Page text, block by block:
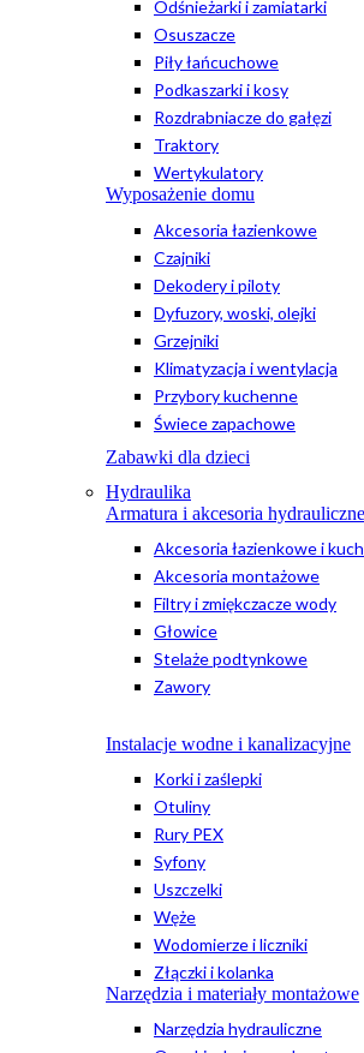
Odśnieżarki i zamiatarki
Osuszacze
Piły łańcuchowe
Podkaszarki i kosy
Rozdrabniacze do gałęzi
Traktory
Wertykulatory
Wyposażenie domu
Akcesoria łazienkowe
Czajniki
Dekodery i piloty
Dyfuzory, woski, olejki
Grzejniki
Klimatyzacja i wentylacja
Przybory kuchenne
Świece zapachowe
Zabawki dla dzieci
Hydraulika
Armatura i akcesoria hydrauliczne
Akcesoria łazienkowe i
Akcesoria montażowe
Filtry i zmiękczacze wody
Głowice
Stelaże podtynkowe
Zawory
Instalacje wodne i kanalizacyjne
Korki i zaślepki
Otuliny
Rury PEX
Syfony
Uszczelki
Węże
Wodomierze i liczniki
Złączki i kolanka
Narzędzia i materiały montażowe
Narzędzia hydrauliczne